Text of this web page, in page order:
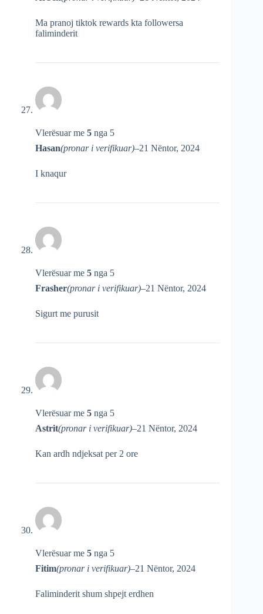
Ma pranoj tiktok rewards kta followersa
faliminderit
Vlerësuar me 5 nga 5
Hasan(pronar i verifikuar)–21 Nëntor, 2024
I knaqur
Vlerësuar me 5 nga 5
Frasher(pronar i verifikuar)–21 Nëntor, 2024
Sigurt me purusit
Vlerësuar me 5 nga 5
Astrit(pronar i verifikuar)–21 Nëntor, 2024
Kan ardh ndjeksat per 2 ore
Vlerësuar me 5 nga 5
Fitim(pronar i verifikuar)–21 Nëntor, 2024
Faliminderit shum shpejt erdhen